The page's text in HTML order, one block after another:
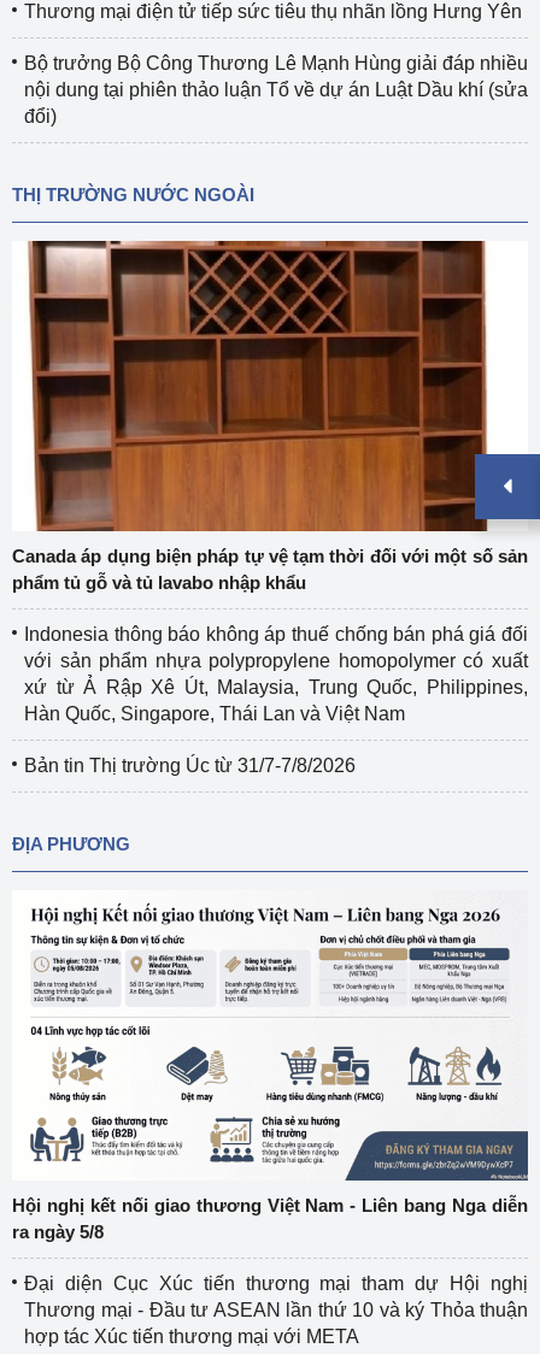
Thương mại điện tử tiếp sức tiêu thụ nhãn lồng Hưng Yên
Bộ trưởng Bộ Công Thương Lê Mạnh Hùng giải đáp nhiều
nội dung tại phiên thảo luận Tổ về dự án Luật Dầu khí (sửa
đổi)
THỊ TRƯỜNG NƯỚC NGOÀI
Canada áp dụng biện pháp tự vệ tạm thời đối với một số sản
phẩm tủ gỗ và tủ lavabo nhập khẩu
Indonesia thông báo không áp thuế chống bán phá giá đối
với sản phẩm nhựa polypropylene homopolymer có xuất
xứ từ Ả Rập Xê Út, Malaysia, Trung Quốc, Philippines,
Hàn Quốc, Singapore, Thái Lan và Việt Nam
Bản tin Thị trường Úc từ 31/7-7/8/2026
ĐỊA PHƯƠNG
Hội nghị kết nối giao thương Việt Nam - Liên bang Nga diễn
ra ngày 5/8
Đại diện Cục Xúc tiến thương mại tham dự Hội nghị
Thương mại - Đầu tư ASEAN lần thứ 10 và ký Thỏa thuận
hợp tác Xúc tiến thương mại với META